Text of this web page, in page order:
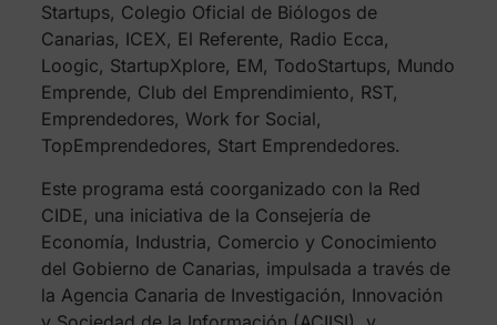
Startups, Colegio Oficial de Biólogos de
Canarias, ICEX, El Referente, Radio Ecca,
Loogic, StartupXplore, EM, TodoStartups, Mundo
Emprende, Club del Emprendimiento, RST,
Emprendedores, Work for Social,
TopEmprendedores, Start Emprendedores.
Este programa está coorganizado con la Red
CIDE, una iniciativa de la Consejería de
Economía, Industria, Comercio y Conocimiento
del Gobierno de Canarias, impulsada a través de
la Agencia Canaria de Investigación, Innovación